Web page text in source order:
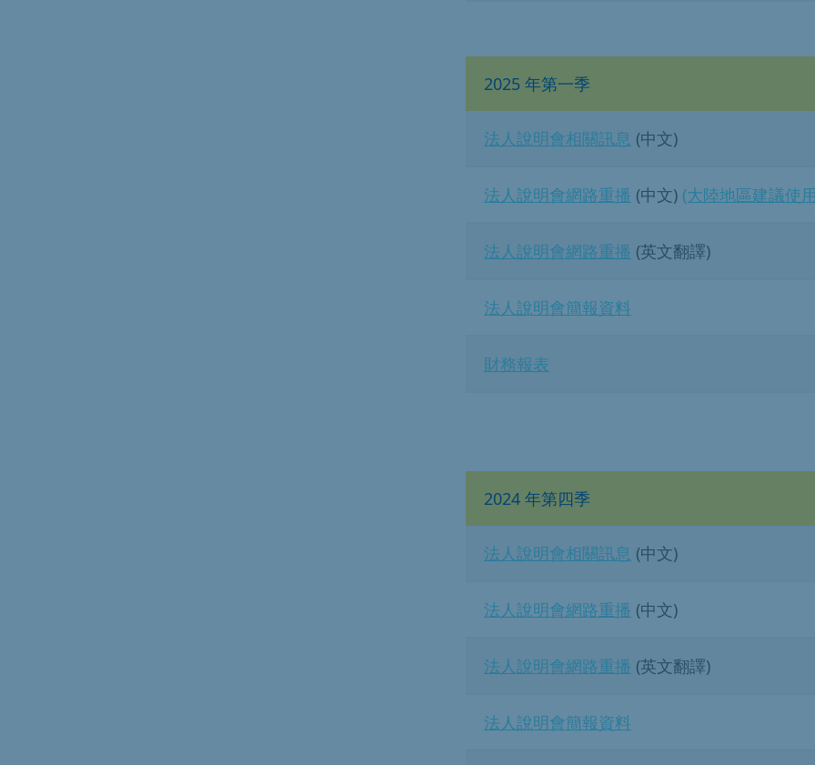
2025 年第一季
法人說明會相關訊息 (中文)
法人說明會網路重播 (中文) (大陸地區建議使
法人說明會網路重播 (英文翻譯)
法人說明會簡報資料
財務報表
2024 年第四季
法人說明會相關訊息 (中文)
法人說明會網路重播 (中文)
法人說明會網路重播 (英文翻譯)
法人說明會簡報資料